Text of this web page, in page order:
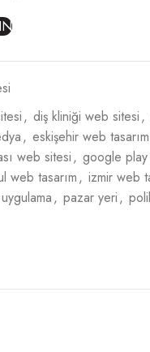
, diş kliniği web sitesi,
, eskişehir web tasarım
web sitesi, google play
web tasarım, izmir web
, pazar yeri,